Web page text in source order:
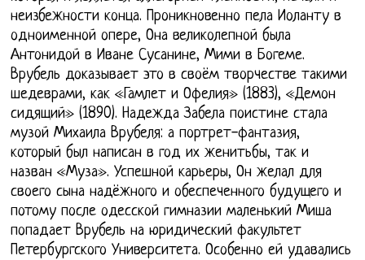
неизбежности конца. Проникновенно пела Иоланту в
одноименной опере, Она великолепной была
Антонидой в Иване Сусанине, Мими в Богеме.
Врубель доказывает это в своём творчестве такими
шедеврами, как «Гамлет и Офелия» (1883), «Демон
сидящий» (1890). Надежда Забела поистине стала
музой Михаила Врубеля: а портрет-фантазия,
который был написан в год их женитьбы, так и
назван «Муза». Успешной карьеры, Он желал для
своего сына надёжного и обеспеченного будущего и
потому после одесской гимназии маленький Миша
попадает Врубель на юридический факультет
Петербургского Университета. Особенно ей удавались